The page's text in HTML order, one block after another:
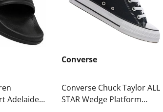
Adelaide-
Converse
Converse Chuck Taylor ALL
STAR Wedge Platform